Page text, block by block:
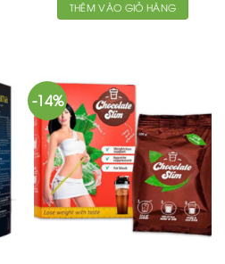
THÊM VÀO GIỎ HÀNG
-14%